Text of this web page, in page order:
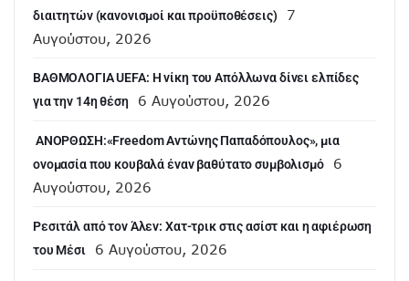
διαιτητών (κανονισμοί και προϋποθέσεις)
7
Αυγούστου, 2026
ΒΑΘΜΟΛΟΓΙΑ UEFA: Η νίκη του Απόλλωνα δίνει ελπίδες
για την 14η θέση
6 Αυγούστου, 2026
ANOΡΘΩΣΗ:«Freedom Αντώνης Παπαδόπουλος», μια
ονομασία που κουβαλά έναν βαθύτατο συμβολισμό
6
Αυγούστου, 2026
Ρεσιτάλ από τον Άλεν: Χατ-τρικ στις ασίστ και η αφιέρωση
του Μέσι
6 Αυγούστου, 2026